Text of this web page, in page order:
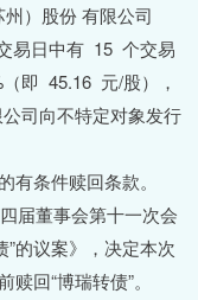
）股份 有限公司
易日中有 15 个交易
即 45.16 元/股），
司向不特定对象发行
说明书》
有条件赎回条款。
董事会第十一次会
的议案》，决定本次
回“博瑞转债”。